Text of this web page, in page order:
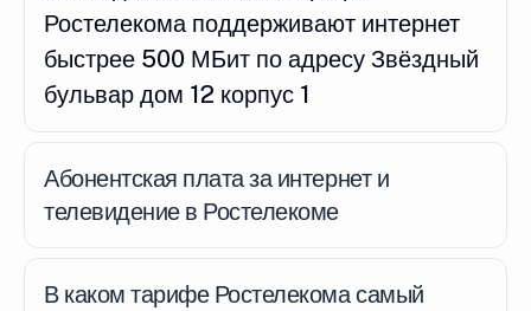
Ростелекома поддерживают интернет
быстрее 500 МБит по адресу Звёздный
бульвар дом 12 корпус 1
Абонентская плата за интернет и
телевидение в Ростелекоме
В каком тарифе Ростелекома самый